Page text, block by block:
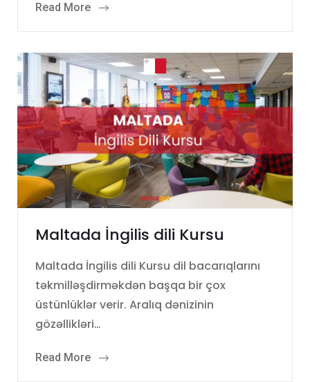
Read More
Maltada İngilis dili Kursu
Maltada İngilis dili Kursu dil bacarıqlarını
təkmilləşdirməkdən başqa bir çox
üstünlüklər verir. Aralıq dənizinin
gözəllikləri…
Read More